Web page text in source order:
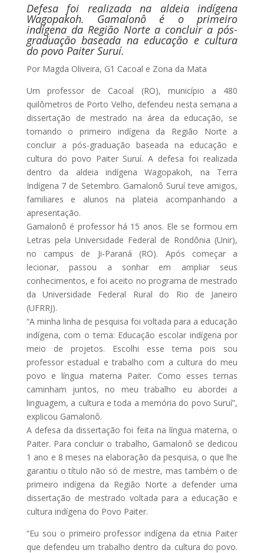
Defesa foi realizada na aldeia indígena
Wagopakoh. Gamalonô é o primeiro
indígena da Região Norte a concluir a pós-
graduação baseada na educação e cultura
do povo Paiter Suruí.
Por Magda Oliveira, G1 Cacoal e Zona da Mata
Um professor de Cacoal (RO), município a 480
quilômetros de Porto Velho, defendeu nesta semana a
dissertação de mestrado na área da educação, se
tornando o primeiro indígena da Região Norte a
concluir a pós-graduação baseada na educação e
cultura do povo Paiter Suruí. A defesa foi realizada
dentro da aldeia indígena Wagopakoh, na Terra
Indígena 7 de Setembro. Gamalonô Suruí teve amigos,
familiares e alunos na plateia acompanhando a
apresentação.
Gamalonô é professor há 15 anos. Ele se formou em
Letras pela Universidade Federal de Rondônia (Unir),
no campus de Ji-Paraná (RO). Após começar a
lecionar, passou a sonhar em ampliar seus
conhecimentos, e foi aceito no programa de mestrado
da Universidade Federal Rural do Rio de Janeiro
(UFRRJ).
“A minha linha de pesquisa foi voltada para a educação
indígena, com o tema: Educação escolar indígena por
meio de projetos. Escolhi esse tema pois sou
professor estadual e trabalho com a cultura do meu
povo e língua materna Paiter. Como esses temas
caminham juntos, no meu trabalho eu abordei a
linguagem, a cultura e toda a memória do povo Suruí”,
explicou Gamalonô.
A defesa da dissertação foi feita na língua materna, o
Paiter. Para concluir o trabalho, Gamalonô se dedicou
1 ano e 8 meses na elaboração da pesquisa, o que lhe
garantiu o título não só de mestre, mas também o de
primeiro indígena da Região Norte a defender uma
dissertação de mestrado voltada para a educação e
cultura indígena do Povo Paiter.
“Eu sou o primeiro professor indígena da etnia Paiter
que defendeu um trabalho dentro da cultura do povo.